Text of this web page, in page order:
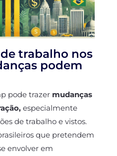
trabalho nos
podem
pode trazer mudanças
especialmente
de trabalho e vistos.
que pretendem
envolver em